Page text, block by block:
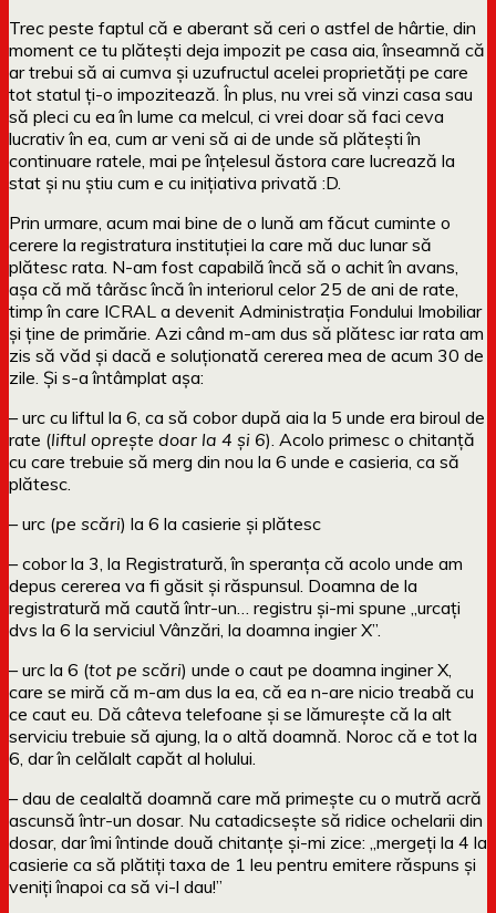
Trec peste faptul că e aberant să ceri o astfel de hârtie, din
moment ce tu plătești deja impozit pe casa aia, înseamnă că
ar trebui să ai cumva și uzufructul acelei proprietăți pe care
tot statul ți-o impozitează. În plus, nu vrei să vinzi casa sau
să pleci cu ea în lume ca melcul, ci vrei doar să faci ceva
lucrativ în ea, cum ar veni să ai de unde să plătești în
continuare ratele, mai pe înțelesul ăstora care lucrează la
stat și nu știu cum e cu inițiativa privată :D.
Prin urmare, acum mai bine de o lună am făcut cuminte o
cerere la registratura instituției la care mă duc lunar să
plătesc rata. N-am fost capabilă încă să o achit în avans,
așa că mă târăsc încă în interiorul celor 25 de ani de rate,
timp în care ICRAL a devenit Administrația Fondului Imobiliar
și ține de primărie. Azi când m-am dus să plătesc iar rata am
zis să văd și dacă e soluționată cererea mea de acum 30 de
zile. Și s-a întâmplat așa:
– urc cu liftul la 6, ca să cobor după aia la 5 unde era biroul de
rate (liftul oprește doar la 4 și 6). Acolo primesc o chitanță
cu care trebuie să merg din nou la 6 unde e casieria, ca să
plătesc.
– urc (pe scări) la 6 la casierie și plătesc
– cobor la 3, la Registratură, în speranța că acolo unde am
depus cererea va fi găsit și răspunsul. Doamna de la
registratură mă caută într-un… registru și-mi spune „urcați
dvs la 6 la serviciul Vânzări, la doamna ingier X”.
– urc la 6 (tot pe scări) unde o caut pe doamna inginer X,
care se miră că m-am dus la ea, că ea n-are nicio treabă cu
ce caut eu. Dă câteva telefoane și se lămurește că la alt
serviciu trebuie să ajung, la o altă doamnă. Noroc că e tot la
6, dar în celălalt capăt al holului.
– dau de cealaltă doamnă care mă primește cu o mutră acră
ascunsă într-un dosar. Nu catadicsește să ridice ochelarii din
dosar, dar îmi întinde două chitanțe și-mi zice: „mergeți la 4 la
casierie ca să plătiți taxa de 1 leu pentru emitere răspuns și
veniți înapoi ca să vi-l dau!”